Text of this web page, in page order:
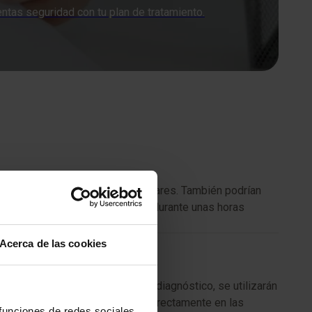
Acerca de las cookies
seguridad con tu plan de tratamiento.
genéticos y análisis moleculares. También podrían
casos, te pedirán ayunar durante unas horas
recibir. Si el procedimiento es diagnóstico, se utilizarán
sustancia liberará radiación directamente en las